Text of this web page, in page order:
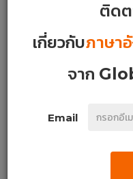
ใหม่ต้องลอง
ไม่ว่าจะเป็นการเรียน
ทักษะภาษาอังกฤษกลา
ติดต
เกี่ยวกับภาษา
จาก
Email